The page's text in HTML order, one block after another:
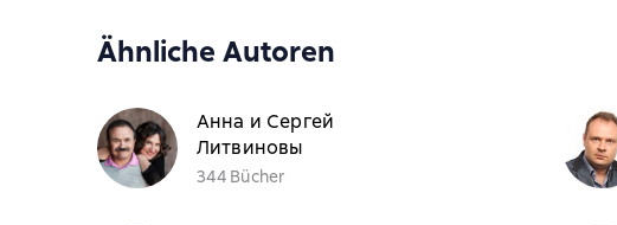
Ähnliche Autoren
Анна и Сергей
Литвиновы
344 Bücher